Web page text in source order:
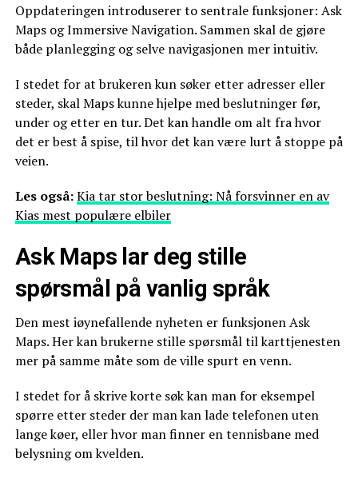
Oppdateringen introduserer to sentrale funksjoner: Ask
Maps og Immersive Navigation. Sammen skal de gjøre
både planlegging og selve navigasjonen mer intuitiv.
I stedet for at brukeren kun søker etter adresser eller
steder, skal Maps kunne hjelpe med beslutninger før,
under og etter en tur. Det kan handle om alt fra hvor
det er best å spise, til hvor det kan være lurt å stoppe på
veien.
Les også:Kia tar stor beslutning: Nå forsvinner en av
Kias mest populære elbiler
Ask Maps lar deg stille
spørsmål på vanlig språk
Den mest iøynefallende nyheten er funksjonen Ask
Maps. Her kan brukerne stille spørsmål til karttjenesten
mer på samme måte som de ville spurt en venn.
I stedet for å skrive korte søk kan man for eksempel
spørre etter steder der man kan lade telefonen uten
lange køer, eller hvor man finner en tennisbane med
belysning om kvelden.